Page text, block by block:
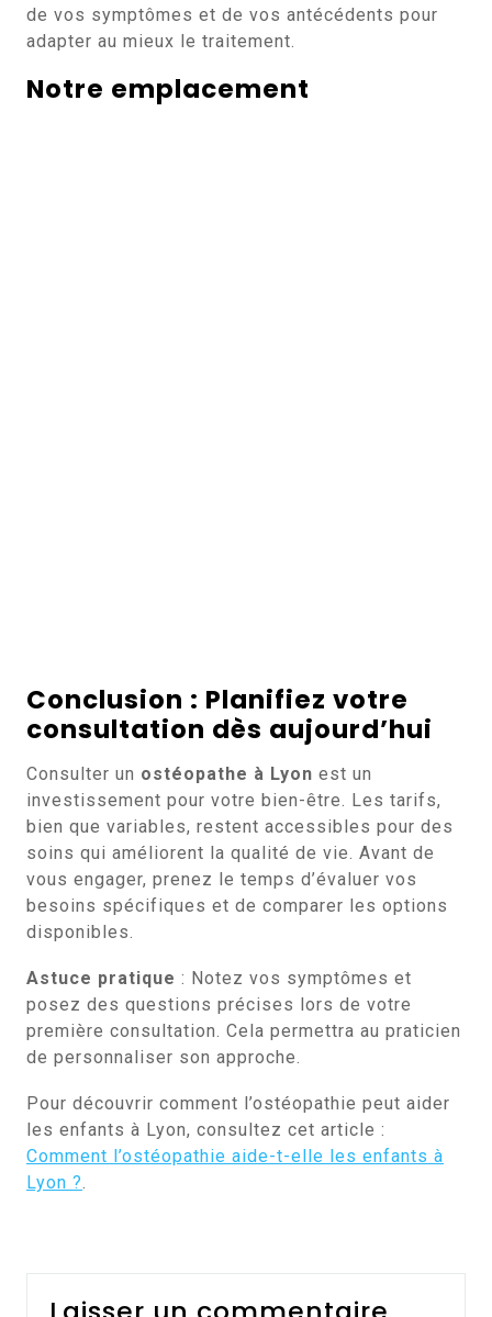
de vos symptômes et de vos antécédents pour
adapter au mieux le traitement.
Notre emplacement
Conclusion : Planifiez votre
consultation dès aujourd’hui
Consulter un ostéopathe à Lyon est un
investissement pour votre bien-être. Les tarifs,
bien que variables, restent accessibles pour des
soins qui améliorent la qualité de vie. Avant de
vous engager, prenez le temps d’évaluer vos
besoins spécifiques et de comparer les options
disponibles.
Astuce pratique : Notez vos symptômes et
posez des questions précises lors de votre
première consultation. Cela permettra au praticien
de personnaliser son approche.
Pour découvrir comment l’ostéopathie peut aider
les enfants à Lyon, consultez cet article :
Comment l’ostéopathie aide-t-elle les enfants à
Lyon ?